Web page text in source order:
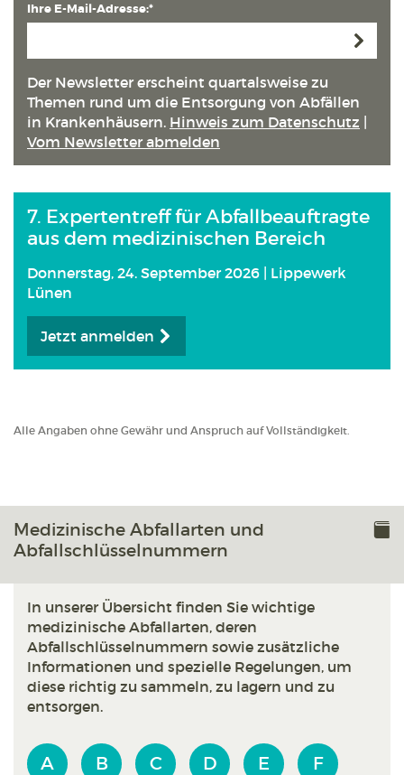
Ihre E-Mail-Adresse:*
Der Newsletter erscheint quartals­weise zu
Themen rund um die Entsorgung von Abfällen
in Kranken­häusern. Hinweis zum Datenschutz
Vom Newsletter abmelden
7. Expertentreff für Abfallbeauftragte
aus dem medizinischen Bereich
Donnerstag, 24. September 2026 | Lippewerk
Lünen
Jetzt anmelden
Alle Angaben ohne Gewähr und Anspruch auf Vollständigkeit.
Medizinische Abfallarten und
Abfallschlüsselnummern
In unserer Übersicht finden Sie wichtige
medizinische Abfallarten, deren
Abfallschlüsselnummern sowie zusätzliche
Informationen und spezielle Regelungen, um
diese richtig zu sammeln, zu lagern und zu
entsorgen.
A B C D E F